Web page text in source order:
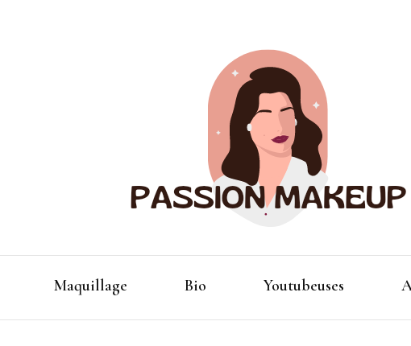
Maquillage Bio Youtubeuses